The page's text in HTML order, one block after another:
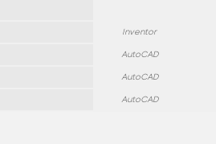
Inventor
AutoCAD
AutoCAD
AutoCAD